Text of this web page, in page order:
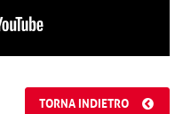
TORNA INDIETRO